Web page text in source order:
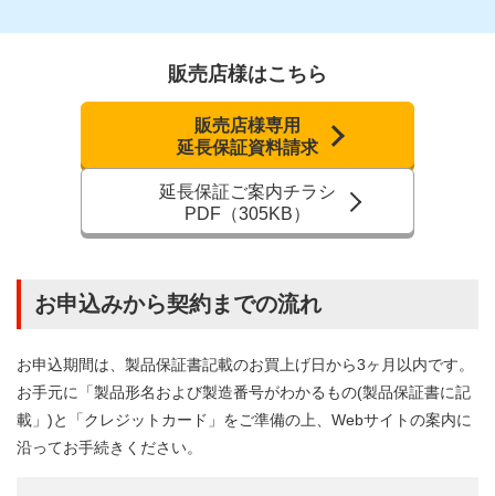
販売店様はこちら
販売店様専用
延長保証資料請求
延長保証ご案内チラシ
PDF（305KB）
お申込みから契約までの流れ
お申込期間は、製品保証書記載のお買上げ日から3ヶ月以内です。
お手元に「製品形名および製造番号がわかるもの(製品保証書に記
載」)と「クレジットカード」をご準備の上、Webサイトの案内に
沿ってお手続きください。